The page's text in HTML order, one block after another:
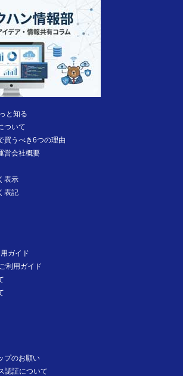
と知る
ついて
買うべき6つの理由
営会社概要
表示
表記
ガイド
利用ガイド
プのお願い
認証について